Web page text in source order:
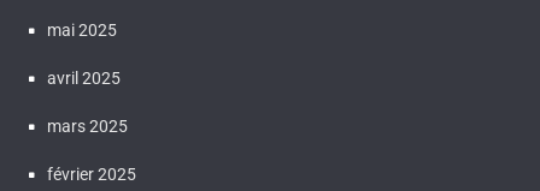
mai 2025
avril 2025
mars 2025
février 2025